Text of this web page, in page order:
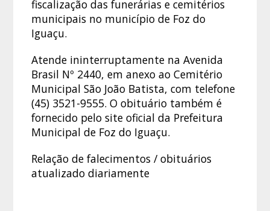
fiscalização das funerárias e cemitérios
municipais no município de Foz do
Iguaçu.
Atende ininterruptamente na Avenida
Brasil Nº 2440, em anexo ao Cemitério
Municipal São João Batista, com telefone
(45) 3521-9555. O obituário também é
fornecido pelo site oficial da Prefeitura
Municipal de Foz do Iguaçu.
Relação de falecimentos / obituários
atualizado diariamente